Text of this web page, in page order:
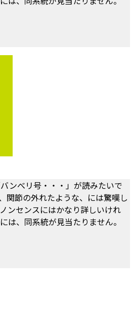
ンべリ号・・・」が読みたいで
関節の外れたような、には驚嘆し
ンセンスにはかなり詳しいけれ
は、同系統が見当たりません。